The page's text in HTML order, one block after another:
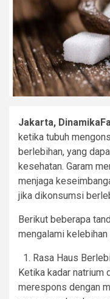
Jakarta,
ketika tubuh
berlebihan, yang
kesehatan. Garam
menjaga
jika dikonsumsi
Berikut beberapa
mengalami kelebihan
Rasa Haus
Ketika kadar natrium
merespons dengan